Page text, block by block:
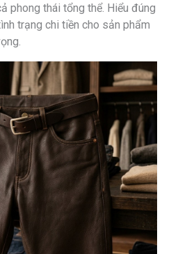
phong thái tổng thể. Hiểu đúng
trạng chi tiền cho sản phẩm